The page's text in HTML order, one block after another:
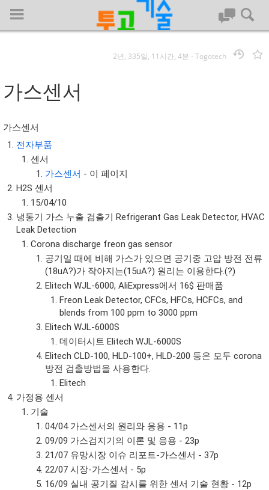
회사명 :
투고기술
| 대표 : 김명기 | 사업자번호 : 142-08-78939
전화 : 031-8065-5299 | 주소 : (16954)) 경기도 용인시 기흥구 흥덕1
로 13, B동(complex동) 1213호(영덕동,흥덕IT밸리)
COPYRIGHT (C) 투고기술 ALL RIGHTS RESEVED
투고기술 위키 저작권
2년, 335일, 11시간, 4분 -Togotech
가스센서
가스센서
전자부품
센서
가스센서 - 이 페이지
H2S 센서
15/04/10
냉동기 가스 누출 검출기 Refrigerant Gas Leak Detector, HVAC
Leak Detection
Corona discharge freon gas sensor
공기일 때에 비해 가스가 있으면 공기중 고압 방전 전류
(18uA?)가 작아지는(15uA?) 원리는 이용한다.(?)
Elitech WJL-6000, AliExpress에서 16$ 판매품
Freon Leak Detector, CFCs, HFCs, HCFCs, and
blends from 100 ppm to 3000 ppm
Elitech WJL-6000S
데이터시트 Elitech WJL-6000S
Elitech CLD-100, HLD-100+, HLD-200 등은 모두 corona
방전 검출방법을 사용한다.
Elitech
가정용 센서
기술
04/04 가스센서의 원리와 응용 - 11p
09/09 가스검지기의 이론 및 응용 - 23p
21/07 유망시장 이슈 리포트-가스센서 - 37p
22/07 시장-가스센서 - 5p
16/09 실내 공기질 감시를 위한 센서 기술 현황 - 12p